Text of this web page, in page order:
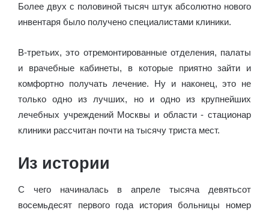
Более двух с половиной тысяч штук абсолютно нового
инвентаря было получено специалистами клиники.
В-третьих, это отремонтированные отделения, палаты
и врачебные кабинеты, в которые приятно зайти и
комфортно получать лечение. Ну и наконец, это не
только одно из лучших, но и одно из крупнейших
лечебных учреждений Москвы и области - стационар
клиники рассчитан почти на тысячу триста мест.
Из истории
С чего начиналась в апреле тысяча девятьсот
восемьдесят первого года история больницы номер